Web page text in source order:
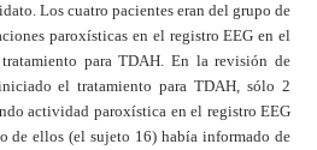
Los cuatro pacientes eran del grupo de
paroxísticas en el registro EEG en el
para TDAH. En la revisión de
el tratamiento para TDAH, sólo 2
actividad paroxística en el registro EEG
de ellos (el sujeto 16) había informado de